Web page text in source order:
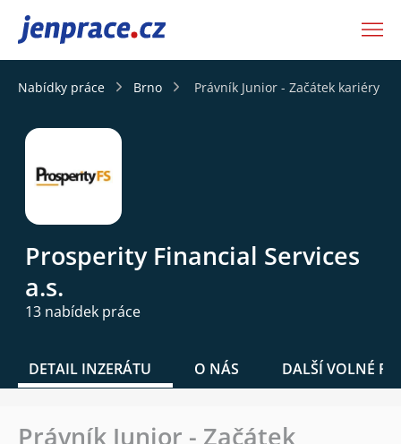
JenPráce.cz
Nabídky práce Brno Právník Junior - Začátek kariéry
Prosperity Financial Services
a.s.
13 nabídek práce
DETAIL INZERÁTU O NÁS DALŠÍ VOLNÉ
Právník Junior - Začátek